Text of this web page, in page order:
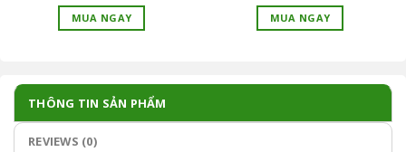
MUA NGAY MUA NGAY
THÔNG TIN SẢN PHẨM
REVIEWS (0)